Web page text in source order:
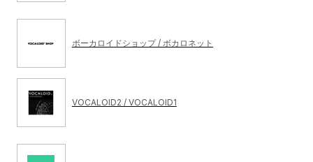
ボーカロイドショップ / ボカロネット
VOCALOID2 / VOCALOID1